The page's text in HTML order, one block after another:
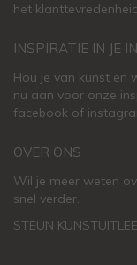
het
INSPIRATIE IN JE
Hou je van kunst en
nu aan voor onze
facebook of
OVER ONS
Wil je meer weten
snel verder.
STEUN